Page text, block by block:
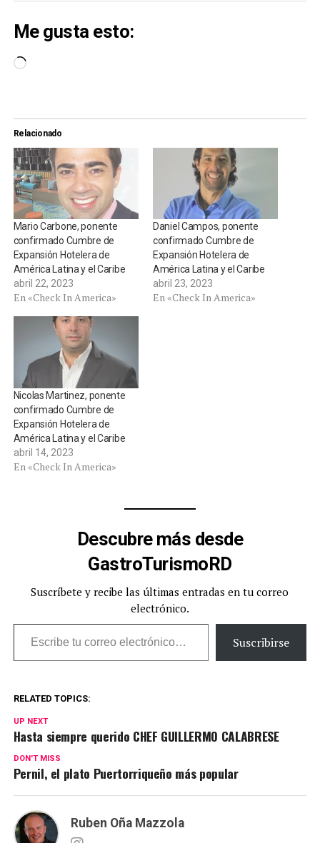
Me gusta esto:
Cargando...
Relacionado
Mario Carbone, ponente
confirmado Cumbre de
Expansión Hotelera de
América Latina y el Caribe
abril 22, 2023
En «Check In America»
Daniel Campos, ponente
confirmado Cumbre de
Expansión Hotelera de
América Latina y el Caribe
abril 23, 2023
En «Check In America»
Nicolas Martinez, ponente
confirmado Cumbre de
Expansión Hotelera de
América Latina y el Caribe
abril 14, 2023
En «Check In America»
Descubre más desde
GastroTurismoRD
Suscríbete y recibe las últimas entradas en tu correo
electrónico.
Escribe tu correo electrónico…
Suscribirse
RELATED TOPICS:
UP NEXT
Hasta siempre querido CHEF GUILLERMO CALABRESE
DON'T MISS
Pernil, el plato Puertorriqueño más popular
Ruben Oña Mazzola